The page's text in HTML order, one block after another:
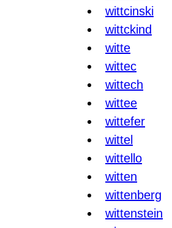
wittcinski
wittckind
witte
wittec
wittech
wittee
wittefer
wittel
wittello
witten
wittenberg
wittenstein